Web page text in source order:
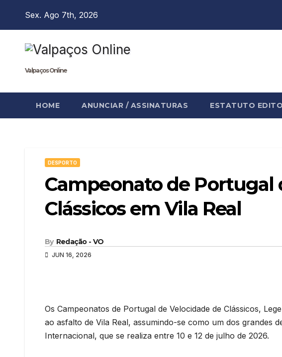
Sex. Ago 7th, 2026
Valpaços Online
HOME ANUNCIAR / ASSINATURAS ESTATUTO
DESPORTO
Campeonato de Portugal
Clássicos em Vila Real
By Redação - VO
JUN 16, 2026
Os Campeonatos de Portugal de Velocidade de Clássicos,
ao asfalto de Vila Real, assumindo-se como um dos grandes
Internacional, que se realiza entre 10 e 12 de julho de 2026.